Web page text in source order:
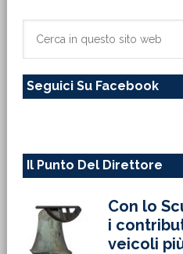
primaria
sito
Seguici Su Facebook
Il Punto Del Direttore
Con lo
i
veicoli